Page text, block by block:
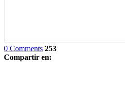
0 Comments 253
Compartir en: